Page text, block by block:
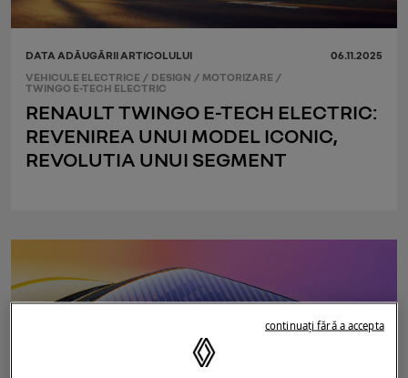
DATA ADĂUGĂRII ARTICOLULUI
06.11.2025
VEHICULE ELECTRICE / DESIGN / MOTORIZARE /
TWINGO E-TECH ELECTRIC
RENAULT TWINGO E-TECH ELECTRIC:
REVENIREA UNUI MODEL ICONIC,
REVOLUTIA UNUI SEGMENT
continuați fără a accepta